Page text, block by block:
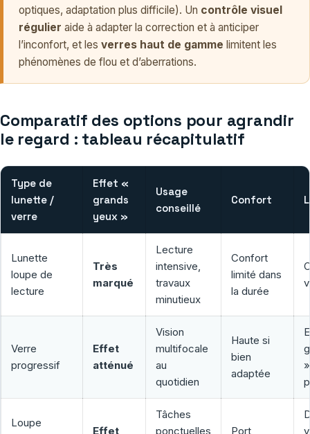
optiques, adaptation plus difficile). Un contrôle visuel
régulier aide à adapter la correction et à anticiper
l’inconfort, et les verres haut de gamme limitent les
phénomènes de flou et d’aberrations.
Comparatif des options pour agrandir
le regard : tableau récapitulatif
Type de
lunette /
verre
Effet «
grands
yeux »
Usage
conseillé
Confort
Lunette
loupe de
lecture
Très
marqué
Lecture
intensive,
travaux
minutieux
Confort
limité dans
la durée
Verre
progressif
Effet
atténué
Vision
multifocale
au
quotidien
Haute si
bien
adaptée
Loupe
Effet
Tâches
ponctuelles
Port